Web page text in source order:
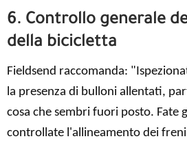
6. Controllo generale
della bicicletta
Fieldsend raccomanda:
la presenza di bulloni allentati,
cosa che sembri fuori posto. Fate
controllate l'allineamento dei